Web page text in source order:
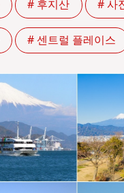
# 후지산 # 사
# 센트럴 플레이스